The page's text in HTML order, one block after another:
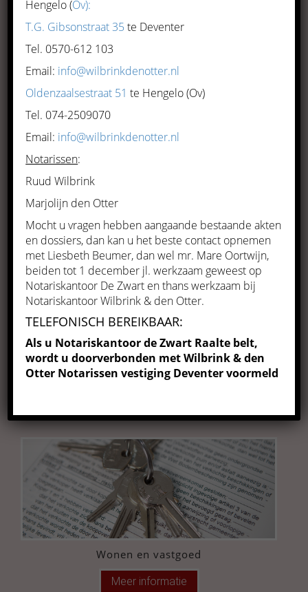
nu gaat om
ondernemingsrecht, personen
en familierecht of om
vermogensrecht en onroerend
goed, wij streven altijd naar de
juiste balans tussen uw
wensen en de juridische
mogelijkheden.
Notaris De Zwart is meer dan 30 jaar werkzaam in
het Raalter notariaat
De ondernemer
Wonen en vastgoed
Meer informatie
Hengelo (Ov):
T.G. Gibsonstraat 35 te Deventer
Tel. 0570-612 103
Email: info@wilbrinkdenotter.nl
Oldenzaalsestraat 51 te Hengelo (Ov)
Tel. 074-2509070
Email: info@wilbrinkdenotter.nl
Notarissen:
Ruud Wilbrink
Marjolijn den Otter
Mocht u vragen hebben aangaande bestaande akten
en dossiers, dan kan u het beste contact opnemen
met Liesbeth Beumer, dan wel mr. Mare Oortwijn,
beiden tot 1 december jl. werkzaam geweest op
Notariskantoor De Zwart en thans werkzaam bij
Notariskantoor Wilbrink & den Otter.
TELEFONISCH BEREIKBAAR:
Als u Notariskantoor de Zwart Raalte belt,
wordt u doorverbonden met Wilbrink & den
Otter Notarissen vestiging Deventer voormeld